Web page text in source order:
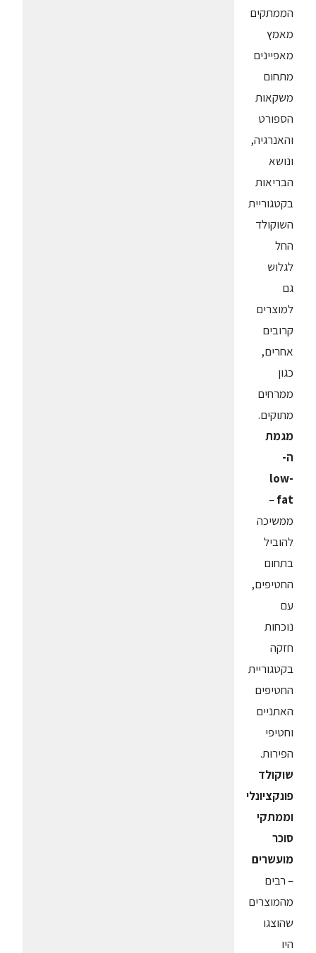
הממתקים
מאמץ
מאפיינים
מתחום
משקאות
הספורט
והאנרגיה,
ונושא
הבריאות
בקטגוריית
השוקולד
החל
לגלוש
גם
למוצרים
קרובים
אחרים,
כגון
ממרחים
מתוקים.
מגמת
ה-
low-
fat
–
ממשיכה
להוביל
בתחום
החטיפים,
עם
נוכחות
חזקה
בקטגוריית
החטיפים
האתניים
וחטיפי
הפירות.
שוקולד
פונקציונלי
וממתקי
סוכר
מועשרים
– רבים
מהמוצרים
שהוצגו
היו